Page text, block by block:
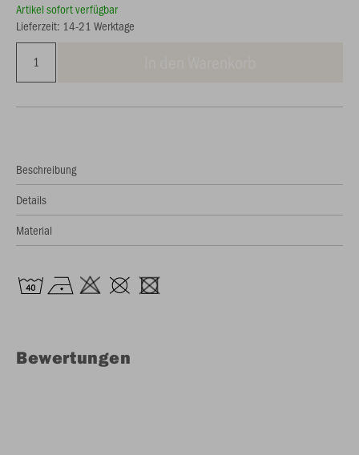
Artikel sofort verfügbar
Lieferzeit: 14-21 Werktage
Beschreibung
Details
Material
Bewertungen